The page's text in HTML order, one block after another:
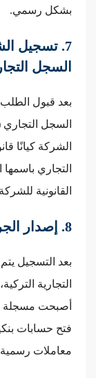
بشكل رسمي.
7. تسجيل
السجل
بعد قبول
الشركة كيانًا
التجاري
القانونية
8. إصدار الجريدة الرسمية التجارية للشركة
بعد التسجيل
التجارية
أصبحت مسجلة
فتح حسابات
معاملات رسمية